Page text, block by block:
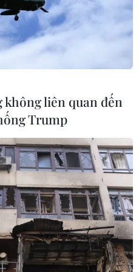
nổ
tăng
đổi vị
Ukraine
một
không liên quan đến
Trump